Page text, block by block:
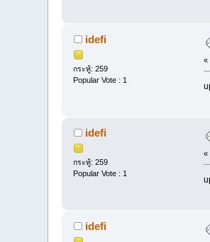
idefi
กระทู้: 259
Popular Vote : 1
«
idefi
กระทู้: 259
Popular Vote : 1
«
idefi